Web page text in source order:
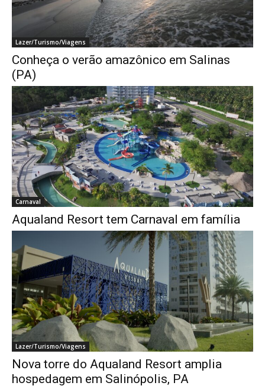
Lazer/Turismo/Viagens
Conheça o verão amazônico em Salinas
(PA)
Carnaval
Aqualand Resort tem Carnaval em família
Lazer/Turismo/Viagens
Nova torre do Aqualand Resort amplia
hospedagem em Salinópolis, PA